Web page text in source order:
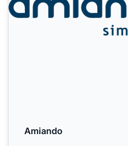
Amiando